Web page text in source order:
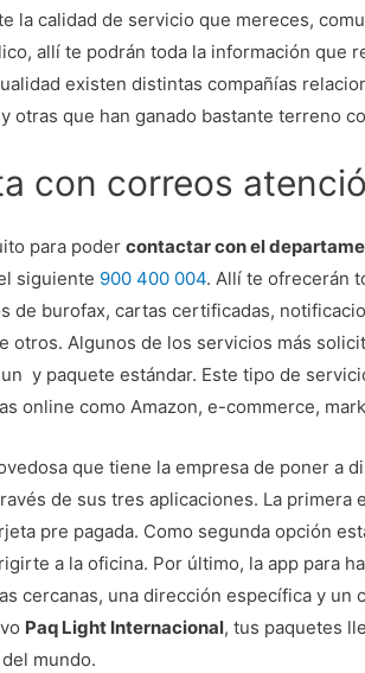
la calidad de servicio que mereces,
allí te podrán toda la información que
existen distintas compañías
otras que han ganado bastante terreno
con correos
para podercontactar con el
siguiente 900 400 004. Allí te ofrecerán
de burofax, cartas certificadas,
otros. Algunos de los servicios más
y paquete estándar. Este tipo de
online como Amazon, e-commerce,
que tiene la empresa de poner a
de sus tres aplicaciones. La primera
pre pagada. Como segunda opción
a la oficina. Por último, la app para
cercanas, una dirección específica y un
Paq Light Internacional, tus paquetes
mundo.